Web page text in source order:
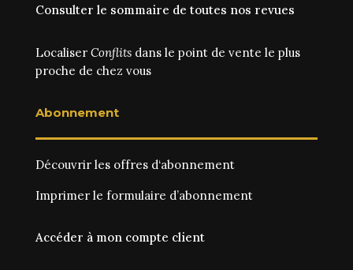
Consulter le sommaire de toutes nos revues
Localiser Conflitsdans le point de vente le plus
proche de chez vous
Abonnement
Découvrir les offres d‘abonnement
Imprimer le formulaire d’abonnement
Accéder à mon compte client